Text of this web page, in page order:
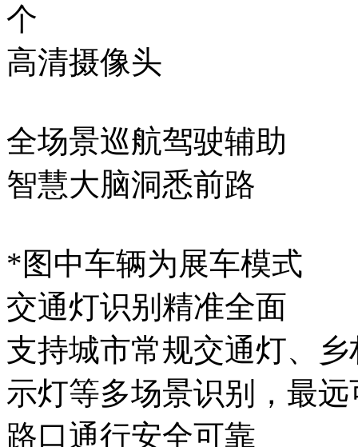
个
高清摄像头
全场景巡航驾驶辅助
智慧大脑洞悉前路
*图中车辆为展车模式
交通灯识别精准全面
支持城市常规交通灯、
示灯等多场景识别，最
路口通行安全可靠